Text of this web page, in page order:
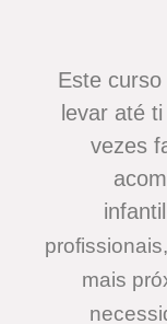
Este
levar até
vezes
mais